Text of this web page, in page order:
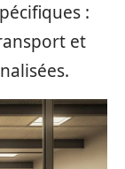
:
et